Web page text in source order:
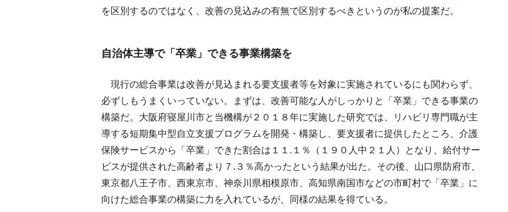
を区別するのではなく、改善の見込みの有無で区別するべきというのが私の提案だ。
自治体主導で「卒業」できる事業構築を
現行の総合事業は改善が見込まれる要支援者等を対象に実施されているにも関わらず、
必ずしもうまくいっていない。まずは、改善可能な人がしっかりと「卒業」できる事業の
構築だ。大阪府寝屋川市と当機構が２０１８年に実施した研究では、リハビリ専門職が主
導する短期集中型自立支援プログラムを開発・構築し、要支援者に提供したところ、介護
保険サービスから「卒業」できた割合は１１.１％（１９０人中２１人）となり、給付サー
ビスが提供された高齢者より７.３％高かったという結果が出た。その後、山口県防府市、
東京都八王子市、西東京市、神奈川県相模原市、高知県南国市などの市町村で「卒業」に
向けた総合事業の構築に力を入れているが、同様の結果を得ている。